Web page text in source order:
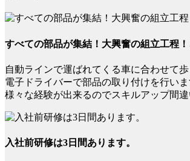
すべての部品が集結！大興奮の組立工程！
自動ラインで運ばれてくる車に合わせて
電子ドライバーで部品の取り付けを行いま
様々な経験が出来るのでスキルアップ間違
入社前研修は3日間あります。